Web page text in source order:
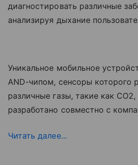
диагностировать различные
анализируя дыхание
Уникальное мобильное
AND-чипом, сенсоры которого
различные газы, такие как
разработано совместно с
Читать далее...